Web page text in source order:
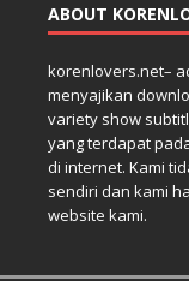
ABOUT
korenlovers.net–
menyajikan
variety show
yang terdapat
di internet. Kami
sendiri dan kami
website kami.